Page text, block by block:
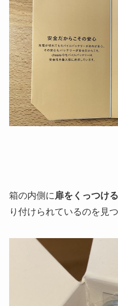
箱の内側に扉をくっつけ
り付けられているのを見